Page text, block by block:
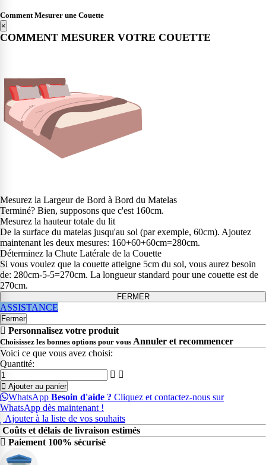
Comment Mesurer une Couette
×
COMMENT MESURER VOTRE COUETTE
Mesurez la Largeur de Bord à Bord du Matelas
Terminé? Bien, supposons que c'est 160cm.
Mesurez la hauteur totale du lit
De la surface du matelas jusqu'au sol (par exemple, 60cm). Ajoutez
maintenant les deux mesures: 160+60+60cm=280cm.
Déterminez la Chute Latérale de la Couette
Si vous voulez que la couette atteigne 5cm du sol, vous aurez besoin
de: 280cm-5-5=270cm. La longueur standard pour une couette est de
270cm.
FERMER
ASSISTANCE
Fermer
Personnalisez votre produit
Choisissez les bonnes options pour vous Annuler et recommencer
Voici ce que vous avez choisi:
Quantité:
Ajouter au panier
WhatsApp Besoin d'aide ? Cliquez et contactez-nous sur
WhatsApp dès maintenant !
Ajouter à la liste de vos souhaits
Coûts et délais de livraison estimés
Paiement 100% sécurisé